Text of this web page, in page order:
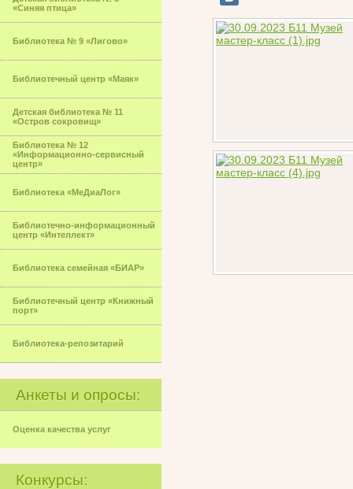
«Синяя птица»
Библиотека № 9 «Лигово»
Библиотечный центр «Маяк»
Детская библиотека № 11
«Остров сокровищ»
Библиотека № 12
«Информационно-сервисный
центр»
Библиотека «МеДиаЛог»
Библиотечно-информационный
центр «Интеллект»
Библиотека семейная «БИАР»
Библиотечный центр «Книжный
порт»
Библиотека-репозитарий
Анкеты и опросы:
Оценка качества услуг
Конкурсы: